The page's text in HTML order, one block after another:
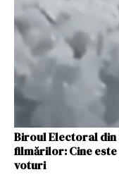
Biroul Electoral din
filmărilor: Cine
voturi